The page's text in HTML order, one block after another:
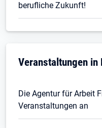
berufliche Zukunft!
Veranstaltungen in
Die Agentur für Arbeit
Veranstaltungen an